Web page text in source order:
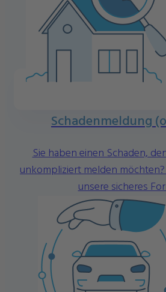
Schadenmeldung
Sie haben einen Schaden,
unkompliziert melden
unsere sicheres